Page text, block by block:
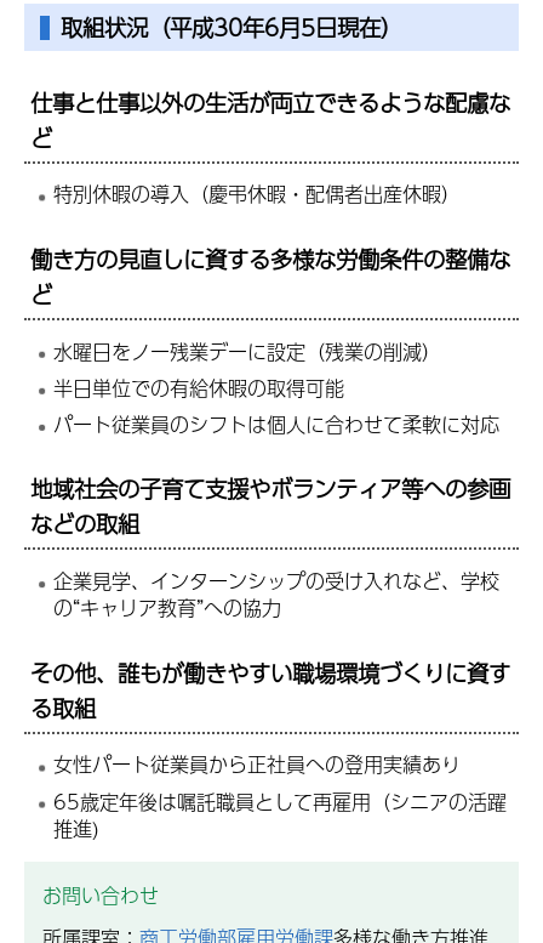
取組状況（平成30年6月5日現在）
仕事と仕事以外の生活が両立できるような配慮な
ど
特別休暇の導入（慶弔休暇・配偶者出産休暇）
働き方の見直しに資する多様な労働条件の整備な
ど
水曜日をノー残業デーに設定（残業の削減）
半日単位での有給休暇の取得可能
パート従業員のシフトは個人に合わせて柔軟に対応
地域社会の子育て支援やボランティア等への参画
などの取組
企業見学、インターンシップの受け入れなど、学校
の“キャリア教育”への協力
その他、誰もが働きやすい職場環境づくりに資す
る取組
女性パート従業員から正社員への登用実績あり
65歳定年後は嘱託職員として再雇用（シニアの活躍
推進)
お問い合わせ